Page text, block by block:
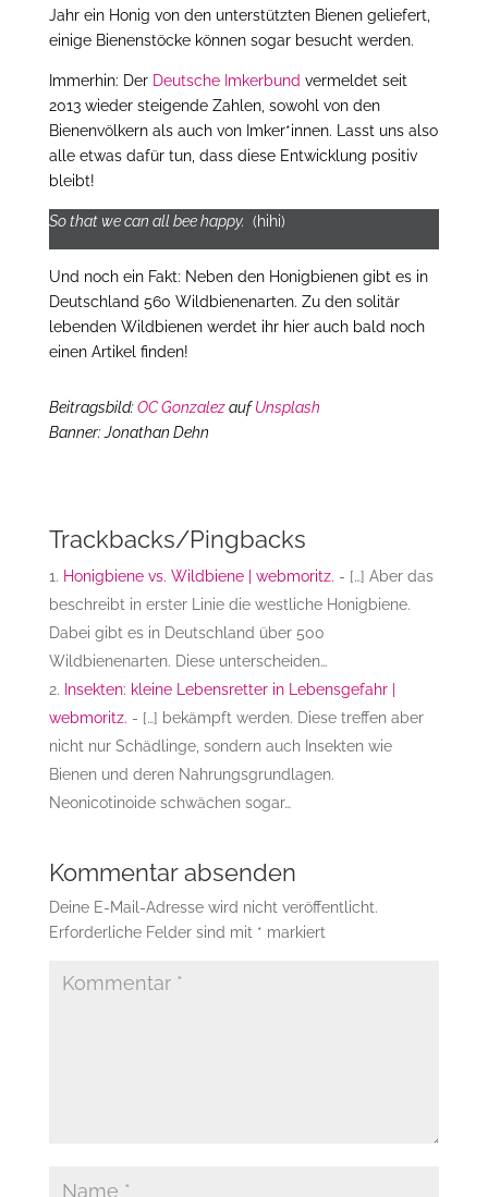
Jahr ein Honig von den unterstützten Bienen geliefert,
einige Bienenstöcke können sogar besucht werden.
Immerhin: Der Deutsche Imkerbund vermeldet seit
2013 wieder steigende Zahlen, sowohl von den
Bienenvölkern als auch von Imker*innen. Lasst uns also
alle etwas dafür tun, dass diese Entwicklung positiv
bleibt!
So that we can all bee happy. (hihi)
Und noch ein Fakt: Neben den Honigbienen gibt es in
Deutschland 560 Wildbienenarten. Zu den solitär
lebenden Wildbienen werdet ihr hier auch bald noch
einen Artikel finden!
Beitragsbild:OC GonzalezaufUnsplash
Banner: Jonathan Dehn
Trackbacks/Pingbacks
Honigbiene vs. Wildbiene | webmoritz. - […] Aber das
beschreibt in erster Linie die westliche Honigbiene.
Dabei gibt es in Deutschland über 500
Wildbienenarten. Diese unterscheiden…
Insekten: kleine Lebensretter in Lebensgefahr |
webmoritz. - […] bekämpft werden. Diese treffen aber
nicht nur Schädlinge, sondern auch Insekten wie
Bienen und deren Nahrungsgrundlagen.
Neonicotinoide schwächen sogar…
Kommentar absenden
Deine E-Mail-Adresse wird nicht veröffentlicht.
Erforderliche Felder sind mit * markiert